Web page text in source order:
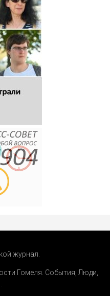
журнал.
Гомеля. События Люди